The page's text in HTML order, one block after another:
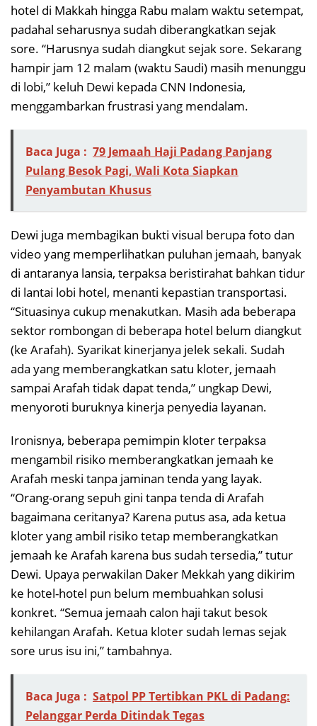
hotel di Makkah hingga Rabu malam waktu setempat,
padahal seharusnya sudah diberangkatkan sejak
sore. “Harusnya sudah diangkut sejak sore. Sekarang
hampir jam 12 malam (waktu Saudi) masih menunggu
di lobi,” keluh Dewi kepada CNN Indonesia,
menggambarkan frustrasi yang mendalam.
Baca Juga : 79 Jemaah Haji Padang Panjang
Pulang Besok Pagi, Wali Kota Siapkan
Penyambutan Khusus
Dewi juga membagikan bukti visual berupa foto dan
video yang memperlihatkan puluhan jemaah, banyak
di antaranya lansia, terpaksa beristirahat bahkan tidur
di lantai lobi hotel, menanti kepastian transportasi.
“Situasinya cukup menakutkan. Masih ada beberapa
sektor rombongan di beberapa hotel belum diangkut
(ke Arafah). Syarikat kinerjanya jelek sekali. Sudah
ada yang memberangkatkan satu kloter, jemaah
sampai Arafah tidak dapat tenda,” ungkap Dewi,
menyoroti buruknya kinerja penyedia layanan.
Ironisnya, beberapa pemimpin kloter terpaksa
mengambil risiko memberangkatkan jemaah ke
Arafah meski tanpa jaminan tenda yang layak.
“Orang-orang sepuh gini tanpa tenda di Arafah
bagaimana ceritanya? Karena putus asa, ada ketua
kloter yang ambil risiko tetap memberangkatkan
jemaah ke Arafah karena bus sudah tersedia,” tutur
Dewi. Upaya perwakilan Daker Mekkah yang dikirim
ke hotel-hotel pun belum membuahkan solusi
konkret. “Semua jemaah calon haji takut besok
kehilangan Arafah. Ketua kloter sudah lemas sejak
sore urus isu ini,” tambahnya.
Baca Juga : Satpol PP Tertibkan PKL di Padang:
Pelanggar Perda Ditindak Tegas